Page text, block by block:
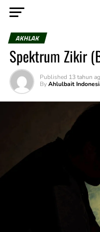
AKHLAK
Spektrum Zikir
Published 13 tahun
By Ahlulbait